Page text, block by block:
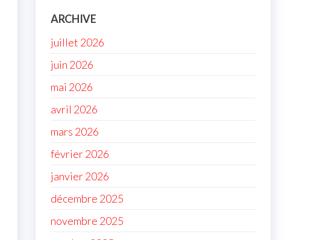
ARCHIVE
juillet 2026
juin 2026
mai 2026
avril 2026
mars 2026
février 2026
janvier 2026
décembre 2025
novembre 2025